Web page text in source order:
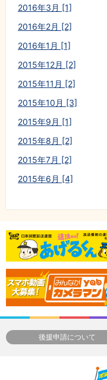
2016年3月 [1]
2016年2月 [2]
2016年1月 [1]
2015年12月 [2]
2015年11月 [2]
2015年10月 [3]
2015年9月 [1]
2015年8月 [2]
2015年7月 [2]
2015年6月 [4]
後援申請について